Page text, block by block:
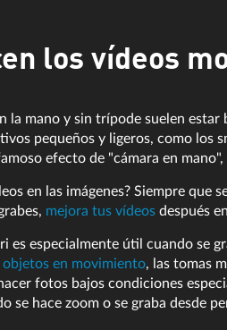
los vídeos
la mano y sin trípode suelen
pequeños y ligeros, como los
efecto de "cámara en
en las imágenes? Siempre
mejora tus vídeos después
es especialmente útil cuando se
objetos en movimiento, las tomas
fotos bajos condiciones
se hace zoom o se graba desde